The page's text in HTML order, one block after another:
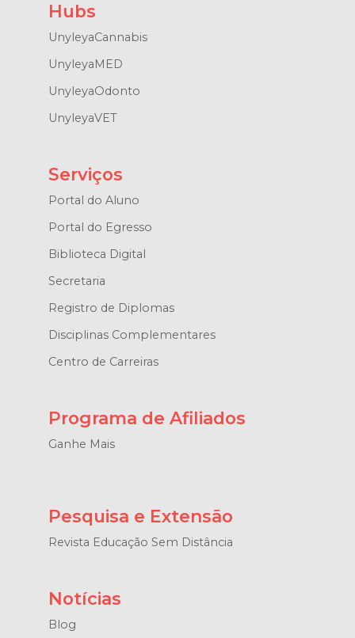
Hubs
UnyleyaCannabis
UnyleyaMED
UnyleyaOdonto
UnyleyaVET
Serviços
Portal do Aluno
Portal do Egresso
Biblioteca Digital
Secretaria
Registro de Diplomas
Disciplinas Complementares
Centro de Carreiras
Programa de Afiliados
Ganhe Mais
Pesquisa e Extensão
Revista Educação Sem Distância
Notícias
Blog